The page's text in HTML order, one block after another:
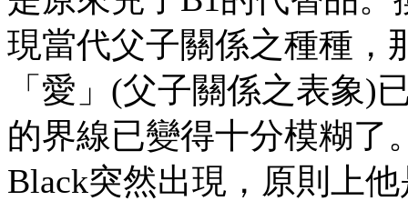
現當代父子關係之種種，
「愛」(父子關係之表象)
的界線已變得十分模糊了
Black突然出現，原則上